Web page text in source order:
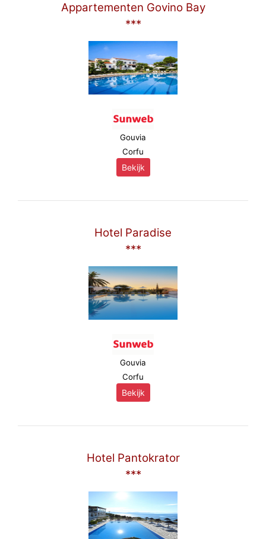
Appartementen Govino Bay
***
Gouvia
Corfu
Bekijk
Hotel Paradise
***
Gouvia
Corfu
Bekijk
Hotel Pantokrator
***